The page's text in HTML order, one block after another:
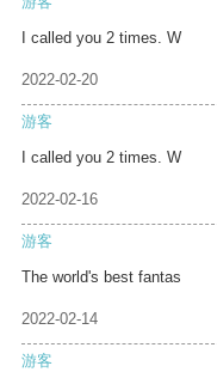
I called you 2 times. W
2022-02-20
游客
I called you 2 times. W
2022-02-16
游客
The world's best fantas
2022-02-14
游客